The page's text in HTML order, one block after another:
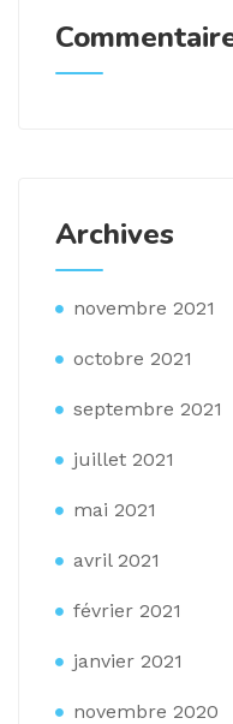
Archives
novembre 2021
octobre 2021
septembre 2021
juillet 2021
mai 2021
avril 2021
février 2021
janvier 2021
novembre 2020